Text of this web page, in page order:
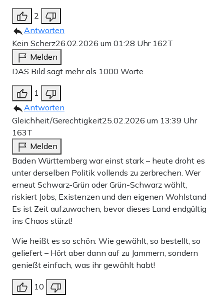
2
Antworten
Kein Scherz26.02.2026 um 01:28 Uhr 162T
Melden
DAS Bild sagt mehr als 1000 Worte.
1
Antworten
Gleichheit/Gerechtigkeit25.02.2026 um 13:39 Uhr
163T
Melden
Baden Württemberg war einst stark – heute droht es
unter derselben Politik vollends zu zerbrechen. Wer
erneut Schwarz-Grün oder Grün-Schwarz wählt,
riskiert Jobs, Existenzen und den eigenen Wohlstand
Es ist Zeit aufzuwachen, bevor dieses Land endgültig
ins Chaos stürzt!
Wie heißt es so schön: Wie gewählt, so bestellt, so
geliefert – Hört aber dann auf zu Jammern, sondern
genießt einfach, was ihr gewählt habt!
10